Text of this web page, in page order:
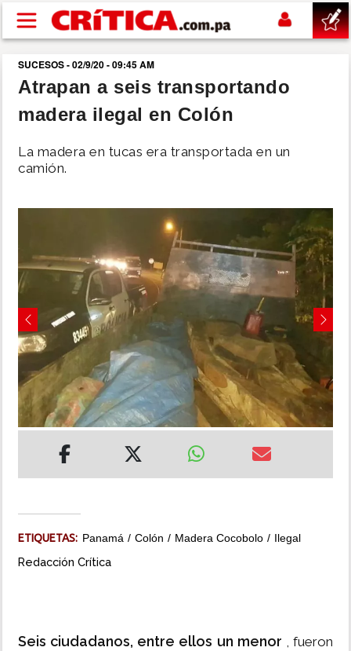
Pasar al contenido principal
buscar
SUCESOS
NACIONAL
DEPORTES
MUNDO
INSÓLITAS
MULTIMEDIA
SUCESOS - 02/9/20 - 09:45 AM
Atrapan a seis transportando
madera ilegal en Colón
La madera en tucas era transportada en un
camión.
Previous Next
ETIQUETAS: Panamá Colón Madera Cocobolo Ilegal
Redacción Crítica
Seis ciudadanos, entre ellos un menor , fueron